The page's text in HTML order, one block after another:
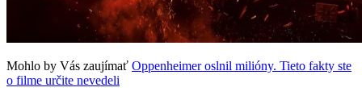
Mohlo by Vás zaujímať Oppenheimer oslnil milióny. Tieto fakty ste
o filme určite nevedeli